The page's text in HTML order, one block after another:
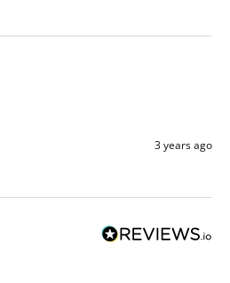
3 years ago